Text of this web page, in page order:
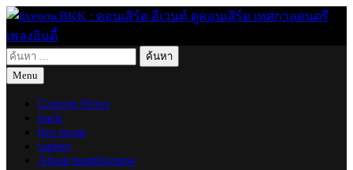
Skip
content
livenowBKK : คอนเสิร์ต อีเวนท์ ดูคอนเสิร์ต เทศกาลดนตรี เพลง
อินดี้
live for today
ค้นหา
สำหรับ:
Menu
Concert News
track
live recap
variety
About teamlivenow